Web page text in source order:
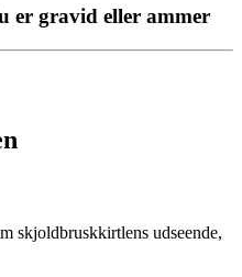
er gravid eller ammer
skjoldbruskkirtlens udseende,